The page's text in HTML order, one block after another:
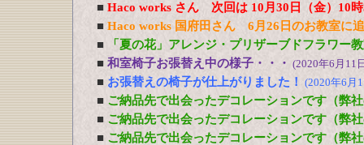
■ Haco works さん 次回は 10月30日（金）10
■ Haco works 国府田さん 6月26日のお教室に
■
「夏の花」アレンジ・プリザーブドフラワー
■ 和室椅子お張替え中の様子・・・ (2020年6月11
■ お張替えの椅子が仕上がりました！ (2020年6月
■ ご納品先で出会ったデコレーションです（弊
■ ご納品先で出会ったデコレーションです（弊
■ ご納品先で出会ったデコレーションです（弊